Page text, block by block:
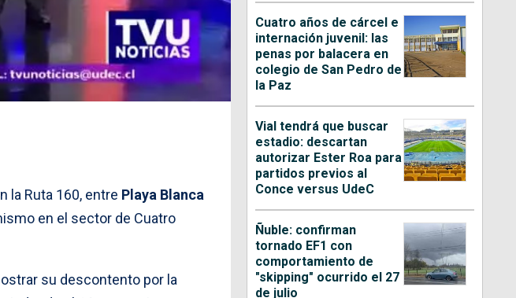
la Ruta 160, entre Playa Blanca
en el sector de Cuatro
su descontento por la
Cuatro años de cárcel e
internación juvenil: las
penas por balacera en
colegio de San Pedro de
la Paz
Vial tendrá que buscar
estadio: descartan
autorizar Ester Roa para
partidos previos al
Conce versus UdeC
Ñuble: confirman
tornado EF1 con
comportamiento de
"skipping" ocurrido el 27
de julio